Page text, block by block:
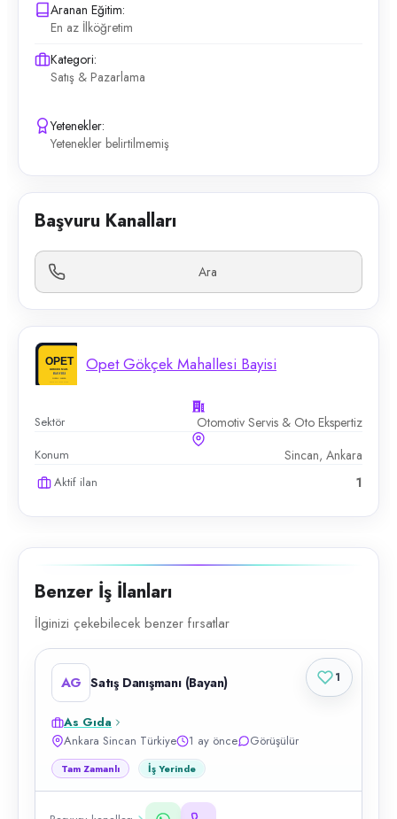
Aranan Eğitim:
En az İlköğretim
Kategori:
Satış & Pazarlama
Yetenekler:
Yetenekler belirtilmemiş
Başvuru Kanalları
Ara
Opet Gökçek Mahallesi Bayisi
Sektör Otomotiv Servis & Oto Ekspertiz
Konum Sincan, Ankara
Aktif ilan 1
Benzer İş İlanları
İlginizi çekebilecek benzer fırsatlar
AG Satış Danışmanı (Bayan)
As Gıda
Ankara Sincan Türkiye
1 ay önce Görüşülür
Tam Zamanlı İş Yerinde
1